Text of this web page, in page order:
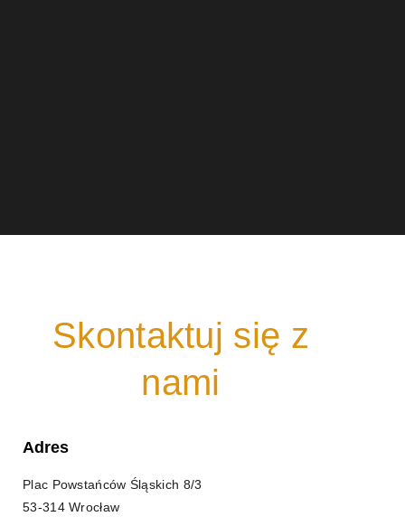
Skontaktuj się z
nami
Adres
Plac Powstańców Śląskich 8/3
53-314 Wrocław